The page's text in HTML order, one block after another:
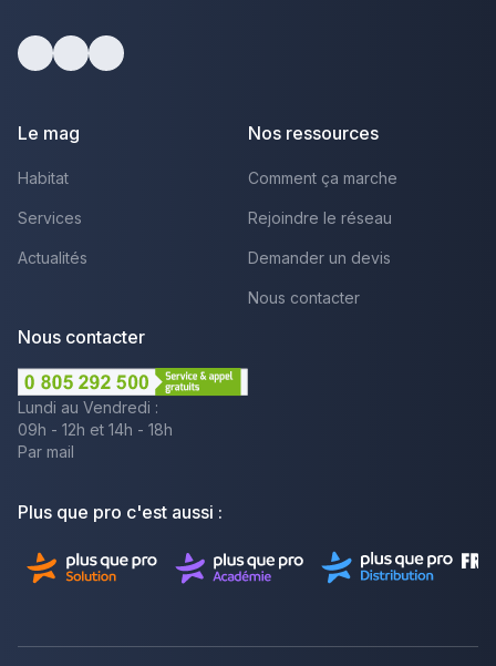
Le mag
Habitat
Services
Actualités
Nos ressources
Comment ça marche
Rejoindre le réseau
Demander un devis
Nous contacter
Nous contacter
Lundi au Vendredi :
09h - 12h et 14h - 18h
Par mail
Plus que pro c'est aussi :